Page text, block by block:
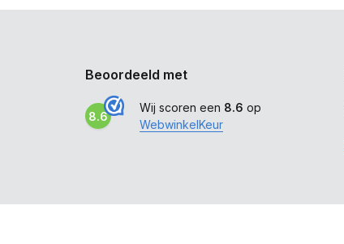
Beoordeeld met
8.6
Wij scoren een 8.6 op
WebwinkelKeur